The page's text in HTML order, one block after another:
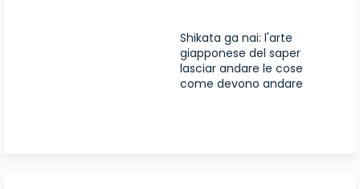
Shikata ga nai: l'arte
giapponese del saper
lasciar andare le cose
come devono andare